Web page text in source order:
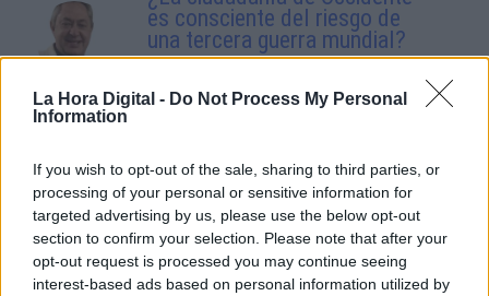
La Hora Digital - Do Not Process My Personal
Information
If you wish to opt-out of the sale, sharing to third parties, or
processing of your personal or sensitive information for
targeted advertising by us, please use the below opt-out
section to confirm your selection. Please note that after your
opt-out request is processed you may continue seeing
interest-based ads based on personal information utilized by
es consciente del riesgo de
una tercera guerra mundial?
Por María Comesaña
Votantes y votados
Por Juan Manuel Beltrán